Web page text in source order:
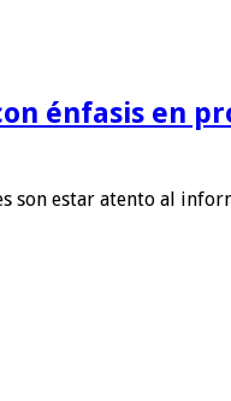
énfasis en
son estar atento al